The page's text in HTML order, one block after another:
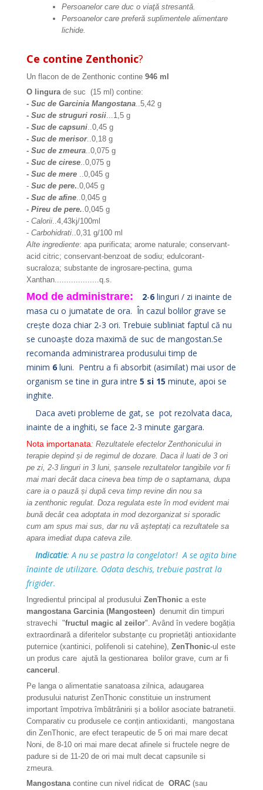
Persoanelor care duc o viaţă stresantă.
Persoanelor care preferă suplimentele alimentare
lichide.
Ce contine Zenthonic?
Un flacon de de Zenthonic contine 946 ml
O lingurade suc (15 ml) contine:
- Suc de Garcinia Mangostana..5,42 g
- Suc de struguri rosii...1,5 g
- Suc de capsuni..0,45 g
- Suc de merisor..0,18 g
- Suc de zmeura..0,075 g
- Suc de cirese..0,075 g
- Suc de mere ..0,045 g
- Suc de pere..0,045 g
- Suc de afine..0,045 g
- Pireu de pere..0,045 g
- Calorii..4,43kj/100ml
- Carbohidrati..0,31 g/100 ml
Alte ingrediente: apa purificata; arome naturale; conservant-
acid citric; conservant-benzoat de sodiu; edulcorant-
sucraloza; substante de ingrosare-pectina, guma
Xanthan...................q.s.
Mod de administrare: 2-6 linguri / zi inainte de
masa cu o jumatate de ora. În cazul bolilor grave se
crește doza chiar 2-3 ori. Trebuie subliniat faptul că nu
se cunoaște doza maximă de suc de ​​mangostan.Se
recomanda administrarea produsului timp de
minim 6 luni. Pentru a fi absorbit (asimilat) mai usor de
organism se tine in gura intre 5 si 15 minute, apoi se
inghite.
Daca aveti probleme de gat, se pot rezolvata daca,
inainte de a inghiti, se face 2-3 minute gargara.
Nota importanata: Rezultatele efectelor Zenthonicului in
terapie depind și de regimul de dozare. Daca il luati de 3 ori
pe zi, 2-3 linguri in 3 luni, șansele rezultatelor tangibile vor fi
mai mari decât daca cineva bea timp de o saptamana, dupa
care ia o pauză și după ceva timp revine din nou sa
ia zenthonic regulat. Doza regulata este în mod evident mai
bună decât cea adoptata in mod dezorganizat si sporadic
cum am spus mai sus, dar nu vă așteptați ca rezultatele sa
apara imediat dupa cateva zile.
Indicatie: A nu se pastra la congelator! A se agita bine
înainte de utilizare. Odata deschis, trebuie pastrat la
frigider.
Ingredientul principal al produsului ZenThonic a este
mangostana Garcinia (Mangosteen) denumit din timpuri
stravechi "fructul magic al zeilor". Având în vedere bogăția
extraordinară a diferitelor substanțe cu proprietăți antioxidante
puternice (xantinici, polifenoli si catehine), ZenThonic-ul este
un produs care ajută la gestionarea bolilor grave, cum ar fi
cancerul .
Pe langa o alimentatie sanatoasa zilnica, adaugarea
produsului naturist ZenThonic constituie un instrument
important împotriva îmbătrânirii și a bolilor asociate batranetii.
Comparativ cu produsele ce conțin antioxidanti, mangostana
din ZenThonic, are efect terapeutic de 5 ori mai mare decat
Noni, de 8-10 ori mai mare decat afinele si fructele negre de
padure si de 11-20 de ori mai mult decat capsunile si
zmeura.
Mangostanacontine cun nivel ridicat de ORAC (sau